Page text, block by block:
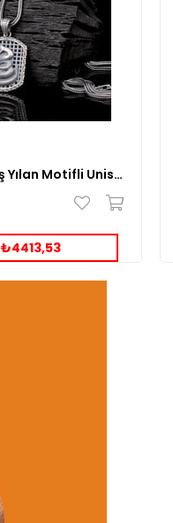
925 Ayar Gümüş Yılan Motifli Unisex Model Kolye
₺4413,53